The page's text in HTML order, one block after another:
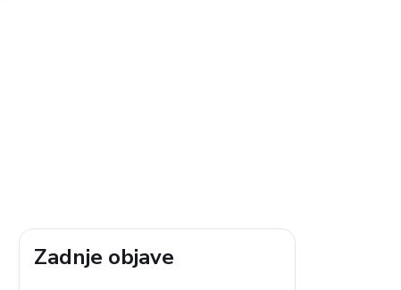
Zadnje objave